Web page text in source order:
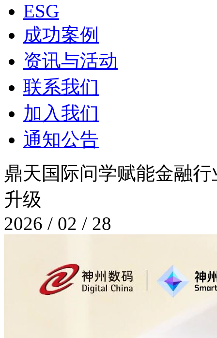
ESG
成功案例
资讯与活动
联系我们
加入我们
通知公告
鼎天国际问学赋能金融行
升级
2026 / 02 / 28